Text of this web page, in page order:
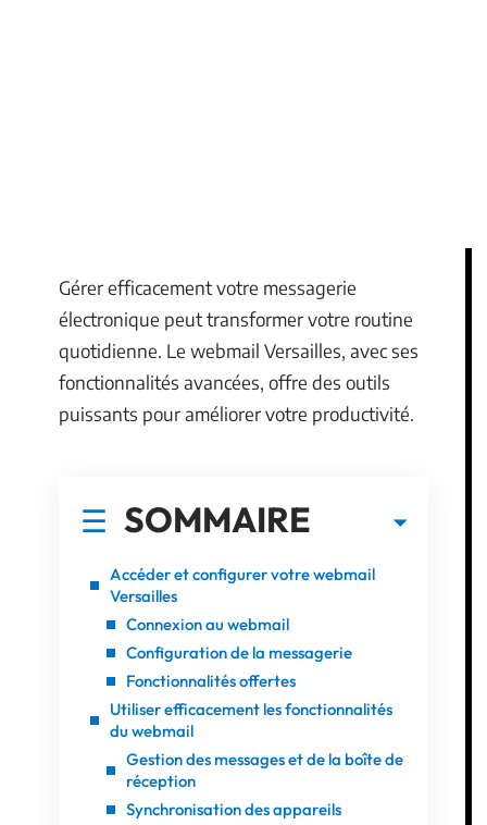
Gérer efficacement votre messagerie
électronique peut transformer votre routine
quotidienne. Le webmail Versailles, avec ses
fonctionnalités avancées, offre des outils
puissants pour améliorer votre productivité.
SOMMAIRE
Accéder et configurer votre webmail
Versailles
Connexion au webmail
Configuration de la messagerie
Fonctionnalités offertes
Utiliser efficacement les fonctionnalités
du webmail
Gestion des messages et de la boîte de
réception
Synchronisation des appareils